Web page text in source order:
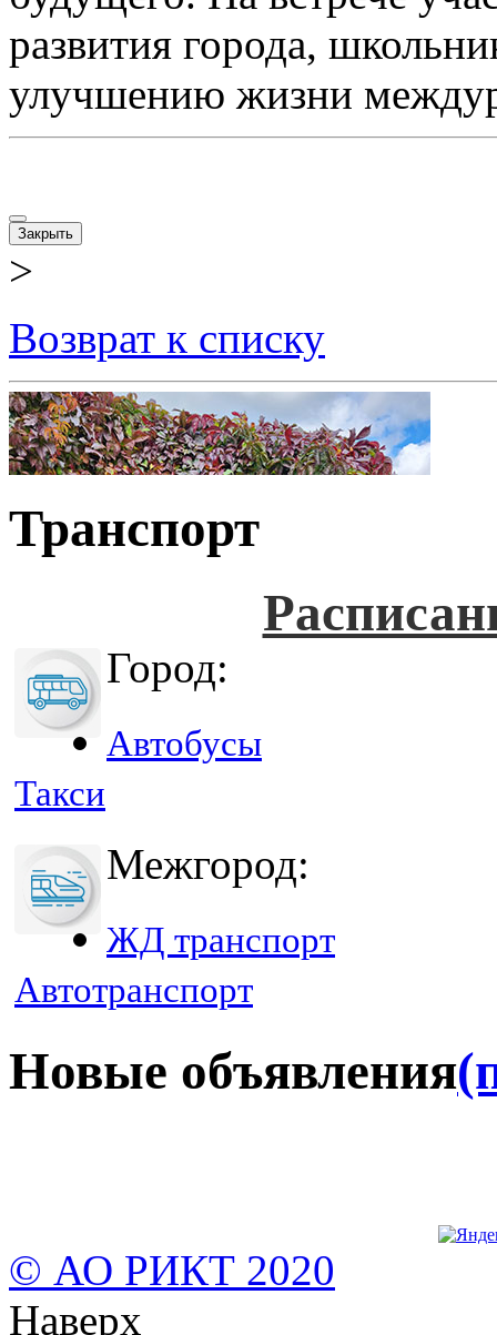
развития города,
улучшению жизни
Закрыть
>
Возврат к списку
Транспорт
Город:
Автобусы
Такси
Межгород:
ЖД транспорт
Автотранспорт
Новые объявления
© АО РИКТ 2020
Наверх